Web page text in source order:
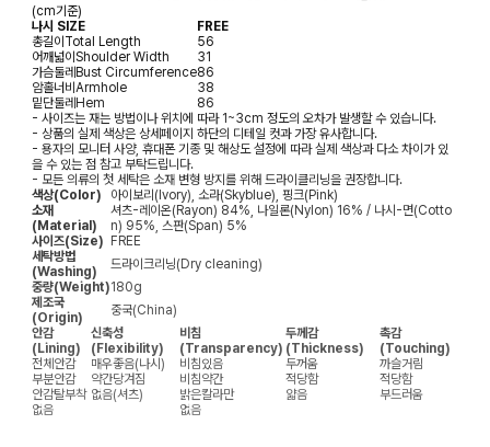
(cm기준)
나시 SIZE
FREE
총길이 Total Length
56
어깨넓이 Shoulder Width
31
가슴둘레 Bust Circumference86
암홀너비 Armhole
38
밑단둘레 Hem
86
- 사이즈는 재는 방법이나 위치에 따라 1~3cm 정도의 오차가 발생할 수 있습니다.
- 상품의 실제 색상은 상세페이지 하단의 디테일 컷과 가장 유사합니다.
- 용자의 모니터 사양, 휴대폰 기종 및 해상도 설정에 따라 실제 색상과 다소 차이가 있
을 수 있는 점 참고 부탁드립니다.
- 모든 의류의 첫 세탁은 소재 변형 방지를 위해 드라이클리닝을 권장합니다.
색상(Color)
아이보리(Ivory), 소라(Skyblue), 핑크(Pink)
소재
(Material)
셔츠-레이온(Rayon) 84%, 나일론(Nylon) 16% / 나시-면(Cotto
n) 95%, 스판(Span) 5%
사이즈(Size)
FREE
세탁방법
(Washing)
드라이크리닝(Dry cleaning)
중량(Weight)180g
제조국
(Origin)
중국(China)
안감
(Lining)
신축성
(Flexibility)
비침
(Transparency)
두께감
(Thickness)
촉감
(Touching)
전체안감
매우좋음(나시) 비침있음 두꺼움
까슬거림
부분안감
약간당겨짐 비침약간 적당함
적당함
안감탈부착 없음(셔츠) 밝은칼라만 얇음
부드러움
없음
없음